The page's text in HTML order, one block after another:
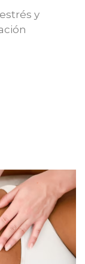
y